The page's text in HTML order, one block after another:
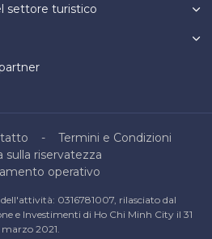
settore turistico
Termini e Condizioni
sulla riservatezza
operativo
0316781007, rilasciato dal
e Investimenti di Ho Chi Minh City il 31
marzo 2021.